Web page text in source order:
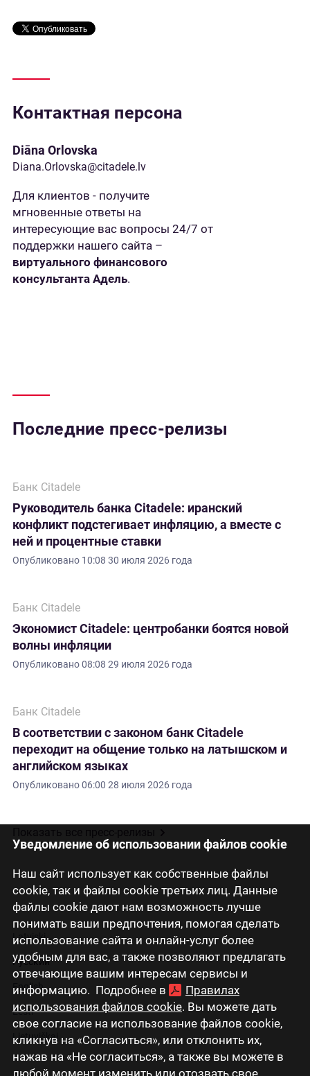
Уведомление об использовании файлов cookie
Наш сайт использует как собственные файлы
cookie, так и файлы cookie третьих лиц. Данные
файлы cookie дают нам возможность лучше
понимать ваши предпочтения, помогая сделать
использование сайта и онлайн-услуг более
удобным для вас, а также позволяют предлагать
отвечающие вашим интересам сервисы и
информацию. Подробнее в
Правилах
использования файлов cookie. Вы можете дать
свое согласие на использование файлов cookie,
кликнув на «Согласиться», или отклонить их,
нажав на «Не согласиться», а также вы можете в
любой момент изменить или отозвать свое
Контактная персона
Diāna Orlovska
Diana.Orlovska@citadele.lv
Для клиентов - получите
мгновенные ответы на
интересующие вас вопросы 24/7 от
поддержки нашего сайта –
виртуального финансового
консультанта Адель.
Последние пресс-релизы
Банк Citadele
Руководитель банка Citadele: иранский
конфликт подстегивает инфляцию, а вместе с
ней и процентные ставки
Опубликовано 10:08 30 июля 2026 года
Банк Citadele
Экономист Citadele: центробанки боятся новой
волны инфляции
Опубликовано08:08 29 июля 2026 года
Банк Citadele
В соответствии с законом банк Citadele
переходит на общение только на латышском и
английском языках
Опубликовано06:00 28 июля 2026 года
Latviski
Русский
English
Eesti
Lietuviškai